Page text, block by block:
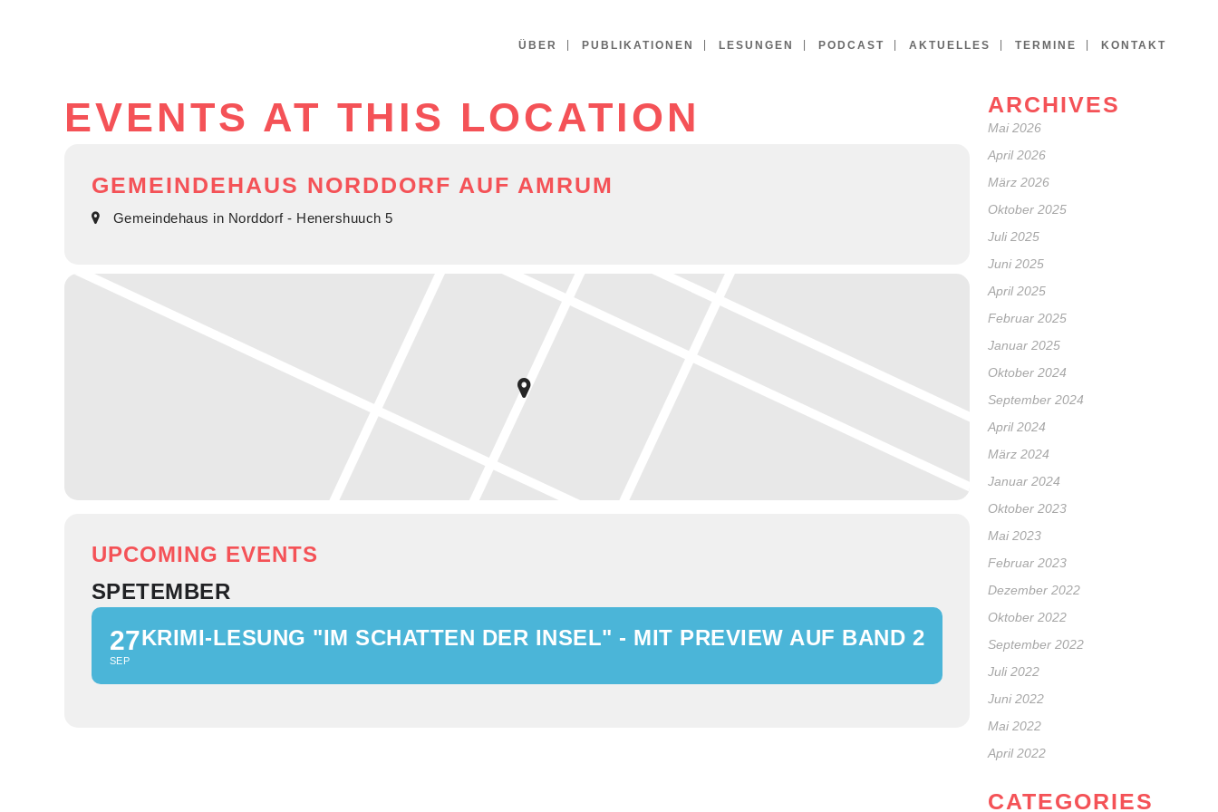
ÜBER PUBLIKATIONEN LESUNGEN PODCAST AKTUELLES TERMINE KONTAKT
EVENTS AT THIS LOCATION
GEMEINDEHAUS NORDDORF AUF AMRUM
Gemeindehaus in Norddorf - Henershuuch 5
UPCOMING EVENTS
SPETEMBER
27
SEP
KRIMI-LESUNG "IM SCHATTEN DER INSEL" - MIT PREVIEW AUF BAND 2
ARCHIVES
Mai 2026
April 2026
März 2026
Oktober 2025
Juli 2025
Juni 2025
April 2025
Februar 2025
Januar 2025
Oktober 2024
September 2024
April 2024
März 2024
Januar 2024
Oktober 2023
Mai 2023
Februar 2023
Dezember 2022
Oktober 2022
September 2022
Juli 2022
Juni 2022
Mai 2022
April 2022
CATEGORIES